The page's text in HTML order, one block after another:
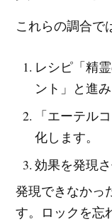
これらの調合で
レシピ「精
ント」と進み
「エーテル
化します。
効果を発現さ
発現できなかっ
す。ロックを忘